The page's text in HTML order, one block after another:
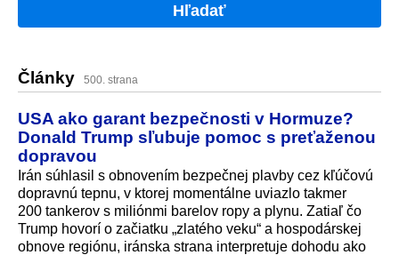
Hľadať
Články 500. strana
USA ako garant bezpečnosti v Hormuze?
Donald Trump sľubuje pomoc s preťaženou
dopravou
Irán súhlasil s obnovením bezpečnej plavby cez kľúčovú
dopravnú tepnu, v ktorej momentálne uviazlo takmer
200 tankerov s miliónmi barelov ropy a plynu. Zatiaľ čo
Trump hovorí o začiatku „zlatého veku“ a hospodárskej
obnove regiónu, iránska strana interpretuje dohodu ako